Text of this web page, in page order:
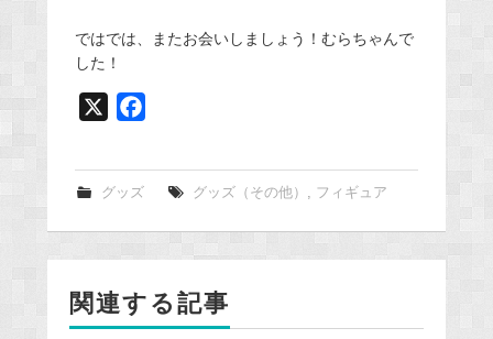
ではでは、またお会いしましょう！むらちゃんで
した！
k
グッズ グッズ（その他） , フィギュア
関連する記事